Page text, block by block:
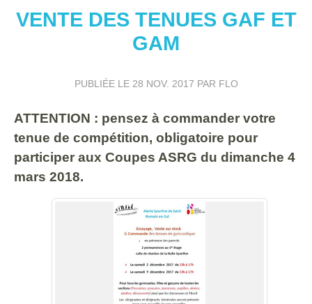
VENTE DES TENUES GAF ET
GAM
PUBLIÉE LE 28 NOV. 2017 PAR FLO
ATTENTION : pensez à commander votre
tenue de compétition, obligatoire pour
participer aux Coupes ASRG du dimanche 4
mars 2018.